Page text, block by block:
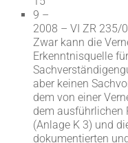
9 –
2008 – VI ZR 235/
Zwar kann die
Erkenntnisquelle
aber keinen
dem von einer
dem ausführlichen
(Anlage K 3) und
dokumentierten